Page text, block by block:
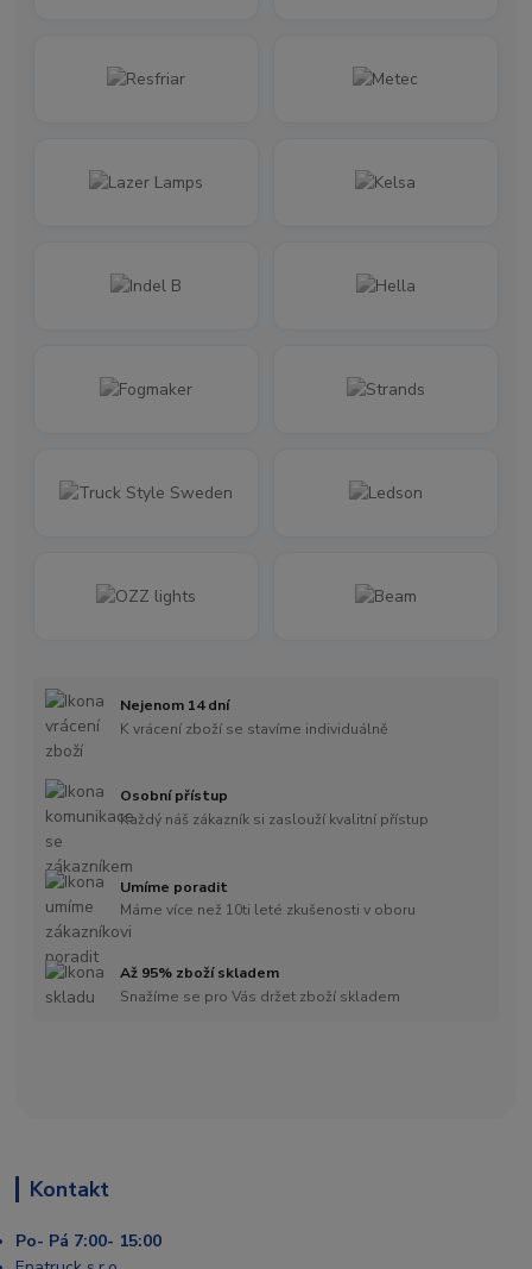
Nejenom 14 dní
K vrácení zboží se stavíme individuálně
Osobní přístup
Každý náš zákazník si zaslouží kvalitní přístup
Umíme poradit
Máme více než 10ti leté zkušenosti v oboru
Až 95% zboží skladem
Snažíme se pro Vás držet zboží skladem
Kontakt
Po- Pá 7:00- 15:00